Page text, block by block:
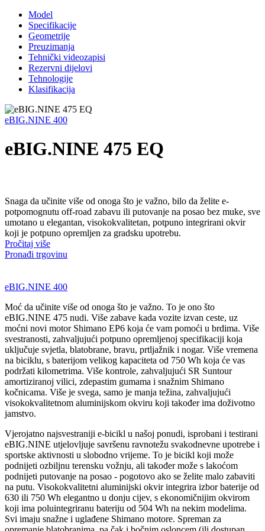
Model
Specifikacije
Geometrije
Preuzimanja
Tehnički videozapisi
Rezervni dijelovi
Tehnologije
Klasifikacija
eBIG.NINE 400
eBIG.NINE 475 EQ
Snaga da učinite više od onoga što je važno, bilo da želite e-
potpomognutu off-road zabavu ili putovanje na posao bez muke, sve
umotano u elegantan, visokokvalitetan, potpuno integrirani okvir
koji je potpuno opremljen za gradsku upotrebu.
Pročitaj više
Pronađi trgovinu
eBIG.NINE 400
Moć da učinite više od onoga što je važno. To je ono što
eBIG.NINE 475 nudi. Više zabave kada vozite izvan ceste, uz
moćni novi motor Shimano EP6 koja će vam pomoći u brdima. Više
svestranosti, zahvaljujući potpuno opremljenoj specifikaciji koja
uključuje svjetla, blatobrane, bravu, prtljažnik i nogar. Više vremena
na biciklu, s baterijom velikog kapaciteta od 750 Wh koja će vas
podržati kilometrima. Više kontrole, zahvaljujući SR Suntour
amortiziranoj vilici, zdepastim gumama i snažnim Shimano
kočnicama. Više je svega, samo je manja težina, zahvaljujući
visokokvalitetnom aluminijskom okviru koji također ima doživotno
jamstvo.
Vjerojatno najsvestraniji e-bicikl u našoj ponudi, isprobani i testirani
eBIG.NINE utjelovljuje savršenu ravnotežu svakodnevne upotrebe i
sportske aktivnosti u slobodno vrijeme. To je bicikl koji može
podnijeti ozbiljnu terensku vožnju, ali također može s lakoćom
podnijeti putovanje na posao - pogotovo ako se želite malo zabaviti
na putu. Visokokvalitetni aluminijski okvir integrira izbor baterije od
630 ili 750 Wh elegantno u donju cijev, s ekonomičnijim okvirom
koji ima poluintegriranu bateriju od 504 Wh na nekim modelima.
Svi imaju snažne i uglađene Shimano motore. Spreman za